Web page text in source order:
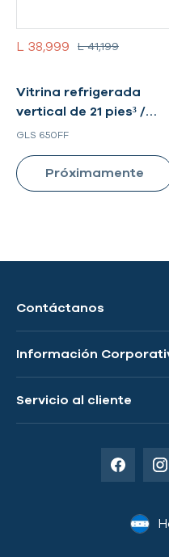
L 38,999 L 41,199
Vitrina refrigerada
vertical de 21 pies³ /
Modelo GLS 650FF
GLS 650FF
Próximamente
Contáctanos
Información
Países Donde
Distribuidores
Servicio al cliente
Política de Envío
Política de Privacidad